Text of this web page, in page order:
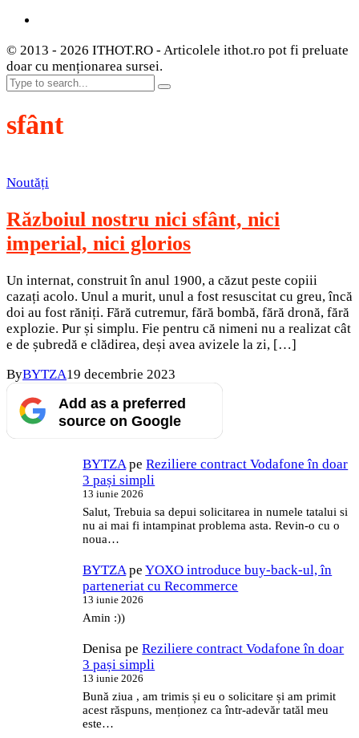
© 2013 - 2026 ITHOT.RO - Articolele ithot.ro pot fi preluate
doar cu menționarea sursei.
sfânt
Noutăți
Războiul nostru nici sfânt, nici
imperial, nici glorios
Un internat, construit în anul 1900, a căzut peste copiii
cazați acolo. Unul a murit, unul a fost resuscitat cu greu, încă
doi au fost răniți. Fără cutremur, fără bombă, fără dronă, fără
explozie. Pur și simplu. Fie pentru că nimeni nu a realizat cât
e de șubredă e clădirea, deși avea avizele la zi, […]
ByBYTZA19 decembrie 2023
Add as a preferred
source on Google
BYTZApeReziliere contract Vodafone în doar
3 pași simpli
13 iunie 2026
Salut, Trebuia sa depui solicitarea in numele tatalui si
nu ai mai fi intampinat problema asta. Revin-o cu o
noua…
BYTZApeYOXO introduce buy-back-ul, în
parteneriat cu Recommerce
13 iunie 2026
Amin :))
Denisa peReziliere contract Vodafone în doar
3 pași simpli
13 iunie 2026
Bună ziua , am trimis și eu o solicitare și am primit
acest răspuns, menționez ca într-adevăr tatăl meu
este…